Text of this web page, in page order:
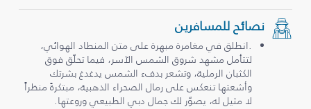
نصائح للمسافرين
.انطلق في مغامرة مبهرة على متن المنطاد الهوائي،
لتتأمل مشهد شروق الشمس الآسر، فيما تحلّق فوق
الكثبان الرملية، وتشعر بدفء الشمس يدغدغ بشرتك
وأشعتها تنعكس على رمال الصحراء الذهبية، مبتكرةً منظراً
لا مثيل له، يصوّر لك جمال دبي الطبيعي وروعتها.